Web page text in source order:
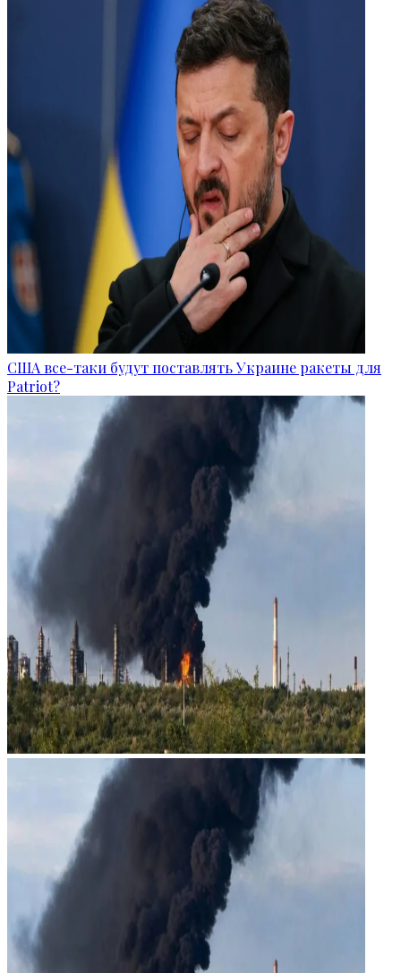
США все-таки будут поставлять Украине ракеты для
Patriot?